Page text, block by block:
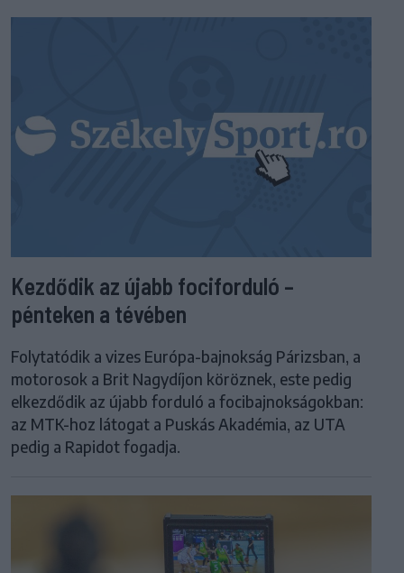
Kezdődik az újabb fociforduló –
pénteken a tévében
Folytatódik a vizes Európa-bajnokság Párizsban, a
motorosok a Brit Nagydíjon köröznek, este pedig
elkezdődik az újabb forduló a focibajnokságokban:
az MTK-hoz látogat a Puskás Akadémia, az UTA
pedig a Rapidot fogadja.